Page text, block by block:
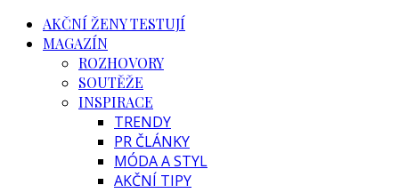
AKČNÍ ŽENY TESTUJÍ
MAGAZÍN
ROZHOVORY
SOUTĚŽE
INSPIRACE
TRENDY
PR ČLÁNKY
MÓDA A STYL
AKČNÍ TIPY